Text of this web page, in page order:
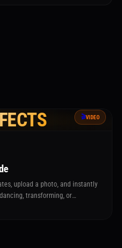
🎬VIDEO
upload a photo, and instantly
transforming, or